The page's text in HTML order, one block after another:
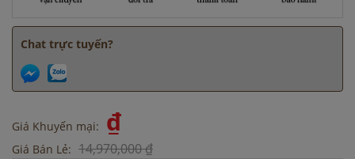
Chat trực tuyến?
Giá Khuyến mại: ₫
Giá Bán Lẻ: 14,970,000 ₫